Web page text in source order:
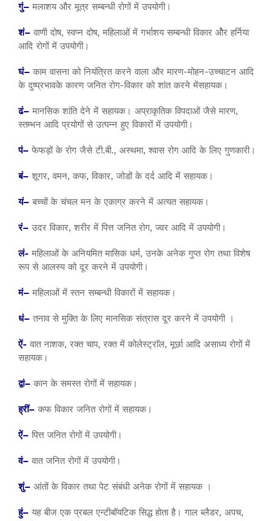
गुं– मलाशय और मूत्र सम्बन्धी रोगों में उपयोगी।
शं– वाणी दोष, स्वप्न दोष, महिलाओं में गर्भाशय सम्बन्धी विकार औेर हर्निया
आदि रोगों में उपयोगी।
घं– काम वासना को नियंत्रित करने वाला और मारण-मोहन-उच्चाटन आदि
के दुष्प्रभावके कारण जनित रोग-विकार को शांत करने मेंसहायक।
ढं– मानसिक शांति देने में सहायक। अप्राकृतिक विपदाओं जैसे मारण,
स्तम्भन आदि प्रयोगों से उत्पन्न हुए विकारों में उपयोगी।
पं– फेफड़ों के रोग जैसे टी.बी., अस्थमा, श्वास रोग आदि के लिए गुणकारी।
बं– शूगर, वमन, कफ, विकार, जोडों के दर्द आदि में सहायक।
यं– बच्चों के चंचल मन के एकाग्र करने में अत्यत सहायक।
रं– उदर विकार, शरीर में पित्त जनित रोग, ज्वर आदि में उपयोगी।
लं- महिलाओं के अनियमित मासिक धर्म, उनके अनेक गुप्त रोग तथा विशेष
रूप से आलस्य को दूर करने में उपयोगी।
मं– महिलाओं में स्तन सम्बन्धी विकारों में सहायक।
धं– तनाव से मुक्ति के लिए मानसिक संत्रास दूर करने में उपयोगी ।
ऐं- वात नाशक, रक्त चाप, रक्त में कोलेस्ट्राॅल, मूर्छा आदि असाध्य रोगों में
सहायक।
द्वां– कान के समस्त रोगों में सहायक।
ह्रीं– कफ विकार जनित रोगों में सहायक।
ऐं– पित्त जनित रोगों में उपयोगी।
वं– वात जनित रोगों में उपयोगी।
शुं– आंतों के विकार तथा पेट संबंधी अनेक रोगों में सहायक ।
हुं– यह बीज एक प्रबल एन्टीबॉयटिक सिद्ध होता है। गाल ब्लैडर, अपच,